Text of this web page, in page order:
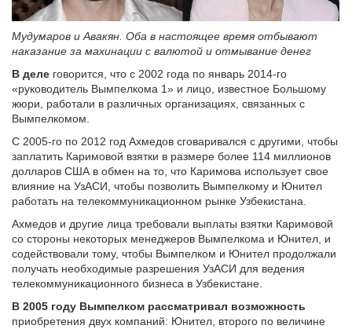
Мудумаров и Авакян. Оба в настоящее время отбывают
наказание за махинации с валютой и отмывание денег
В деле говорится, что с 2002 года по январь 2014-го
«руководитель Вымпелкома 1» и лицо, известное Большому
жюри, работали в различных организациях, связанных с
Вымпелкомом.
С 2005-го по 2012 год Ахмедов сговаривался с другими, чтобы
заплатить Каримовой взятки в размере более 114 миллионов
долларов США в обмен на то, что Каримова использует свое
влияние на УзАСИ, чтобы позволить Вымпелкому и Юнител
работать на телекоммуникационном рынке Узбекистана.
Ахмедов и другие лица требовали выплаты взятки Каримовой
со стороны некоторых менеджеров Вымпелкома и Юнител, и
содействовали тому, чтобы Вымпелком и Юнител продолжали
получать необходимые разрешения УзАСИ для ведения
телекоммуникационного бизнеса в Узбекистане.
В 2005 году Вымпелком рассматривал возможность
приобретения двух компаний: Юнител, второго по величине